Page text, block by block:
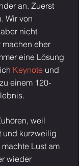
an. Zuerst
Wir von
nicht
machen eher
eine Lösung
Keynote und
einem 120-
weil
und kurzweilig
Lust am
wieder